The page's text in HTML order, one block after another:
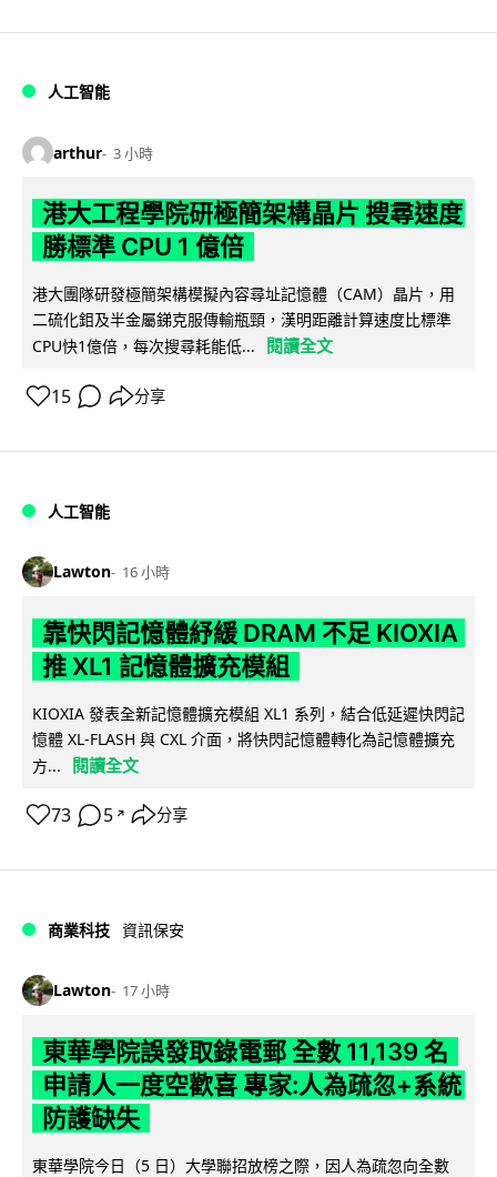
人工智能
arthur 3 小時
港大工程學院研極簡架構晶片 搜尋速度
勝標準 CPU 1 億倍
港大團隊研發極簡架構模擬內容尋址記憶體（CAM）晶片，用
二硫化鉬及半金屬銻克服傳輸瓶頸，漢明距離計算速度比標準
CPU快1億倍，每次搜尋耗能低...
閱讀全文
15 分享
人工智能
Lawton 16 小時
靠快閃記憶體紓緩 DRAM 不足 KIOXIA
推 XL1 記憶體擴充模組
KIOXIA 發表全新記憶體擴充模組 XL1 系列，結合低延遲快閃記
憶體 XL-FLASH 與 CXL 介面，將快閃記憶體轉化為記憶體擴充
方...
閱讀全文
73 5 ↗ 分享
商業科技 資訊保安
Lawton 17 小時
東華學院誤發取錄電郵 全數 11,139 名
申請人一度空歡喜 專家:人為疏忽+系統
防護缺失
東華學院今日（5 日）大學聯招放榜之際，因人為疏忽向全數